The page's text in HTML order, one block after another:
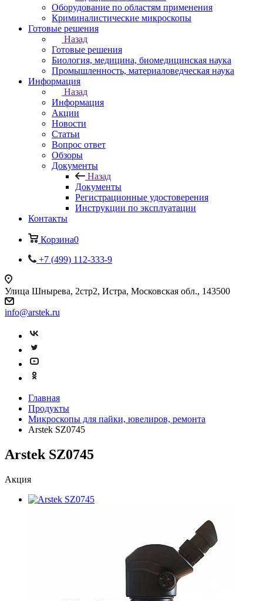
Оборудование по областям применения
Криминалистические микроскопы
Готовые решения
Назад
Готовые решения
Биология, медицина, биомедицинская наука
Промышленность, материаловедческая наука
Информация
Назад
Информация
Акции
Новости
Статьи
Вопрос ответ
Обзоры
Документы
Назад
Документы
Регистрационные удостоверения
Инструкции по эксплуатации
Контакты
Корзина0
+7 (499) 112-333-9
Улица Шнырева, 2стр2, Истра, Московская обл., 143500
info@arstek.ru
Главная
Продукты
Микроскопы для пайки, ювелиров, ремонта
Arstek SZ0745
Arstek SZ0745
Акция